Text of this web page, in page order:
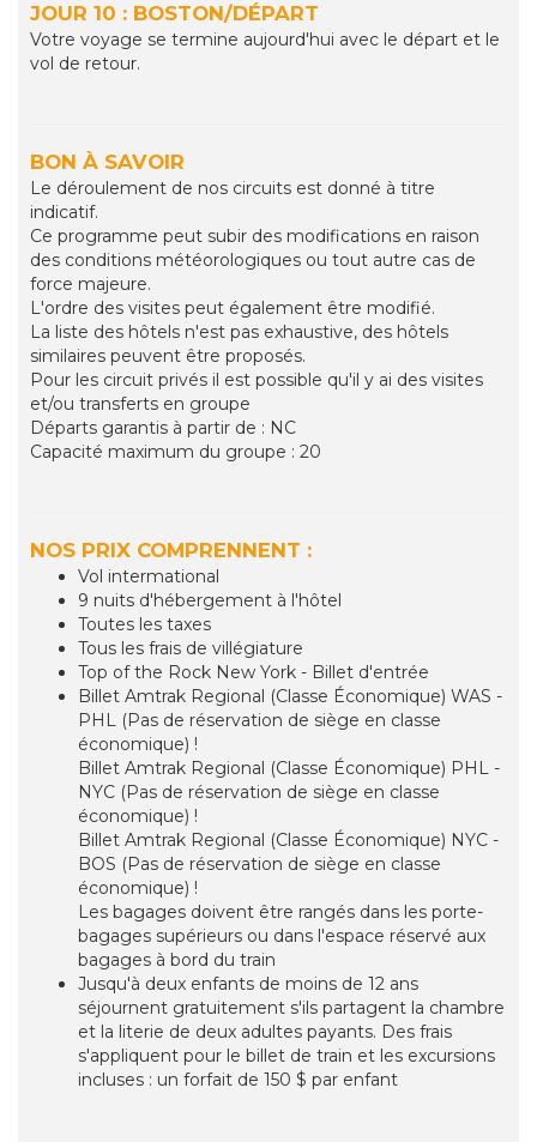
JOUR 10 : BOSTON/DÉPART
Votre voyage se termine aujourd'hui avec le départ et le
vol de retour.
BON À SAVOIR
Le déroulement de nos circuits est donné à titre
indicatif.
Ce programme peut subir des modifications en raison
des conditions météorologiques ou tout autre cas de
force majeure.
L'ordre des visites peut également être modifié.
La liste des hôtels n'est pas exhaustive, des hôtels
similaires peuvent être proposés.
Pour les circuit privés il est possible qu'il y ai des visites
et/ou transferts en groupe
Départs garantis à partir de : NC
Capacité maximum du groupe : 20
NOS PRIX COMPRENNENT :
Vol intermational
9 nuits d'hébergement à l'hôtel
Toutes les taxes
Tous les frais de villégiature
Top of the Rock New York - Billet d'entrée
Billet Amtrak Regional (Classe Économique) WAS -
PHL (Pas de réservation de siège en classe
économique) !
Billet Amtrak Regional (Classe Économique) PHL -
NYC (Pas de réservation de siège en classe
économique) !
Billet Amtrak Regional (Classe Économique) NYC -
BOS (Pas de réservation de siège en classe
économique) !
Les bagages doivent être rangés dans les porte-
bagages supérieurs ou dans l'espace réservé aux
bagages à bord du train
Jusqu'à deux enfants de moins de 12 ans
séjournent gratuitement s'ils partagent la chambre
et la literie de deux adultes payants. Des frais
s'appliquent pour le billet de train et les excursions
incluses : un forfait de 150 $ par enfant